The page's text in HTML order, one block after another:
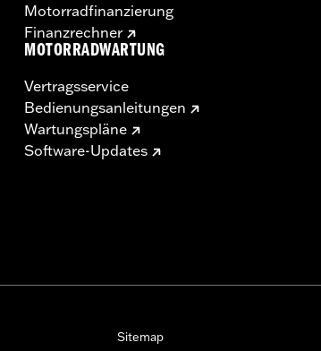
Motorradfinanzierung
Finanzrechner
MOTORRADWARTUNG
Vertragsservice
Bedienungsanleitungen
Wartungspläne
Software-Updates
Sitemap